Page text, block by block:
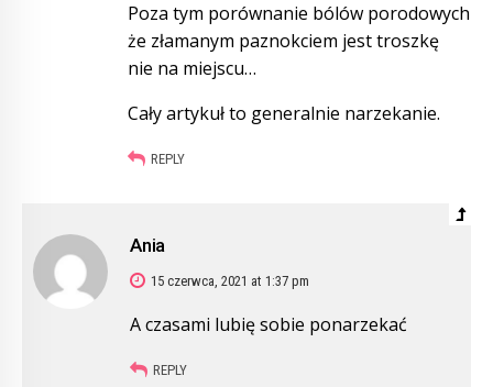
Poza tym porównanie bólów porodowych
że złamanym paznokciem jest troszkę
nie na miejscu…
Cały artykuł to generalnie narzekanie.
REPLY
Ania
15 czerwca, 2021 at 1:37 pm
A czasami lubię sobie ponarzekać
REPLY